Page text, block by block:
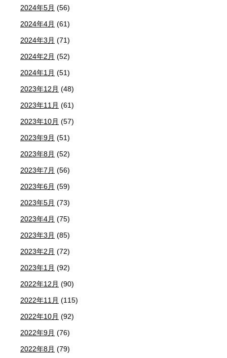
2024年5月 (56)
2024年4月 (61)
2024年3月 (71)
2024年2月 (52)
2024年1月 (51)
2023年12月 (48)
2023年11月 (61)
2023年10月 (57)
2023年9月 (51)
2023年8月 (52)
2023年7月 (56)
2023年6月 (59)
2023年5月 (73)
2023年4月 (75)
2023年3月 (85)
2023年2月 (72)
2023年1月 (92)
2022年12月 (90)
2022年11月 (115)
2022年10月 (92)
2022年9月 (76)
2022年8月 (79)